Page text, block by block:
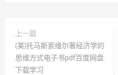
上一篇
(美)托马斯索维尔著经济学的
思维方式电子书pdf百度网盘
下载学习